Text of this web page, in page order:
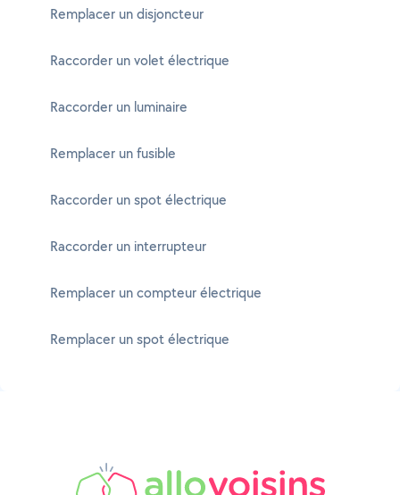
Remplacer un disjoncteur
Raccorder un volet électrique
Raccorder un luminaire
Remplacer un fusible
Raccorder un spot électrique
Raccorder un interrupteur
Remplacer un compteur électrique
Remplacer un spot électrique